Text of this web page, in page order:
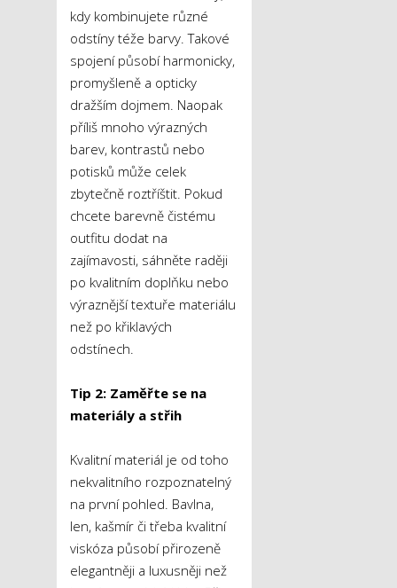
kdy kombinujete různé
odstíny téže barvy. Takové
spojení působí harmonicky,
promyšleně a opticky
dražším dojmem. Naopak
příliš mnoho výrazných
barev, kontrastů nebo
potisků může celek
zbytečně roztříštit. Pokud
chcete barevně čistému
outfitu dodat na
zajímavosti, sáhněte raději
po kvalitním doplňku nebo
výraznější textuře materiálu
než po křiklavých
odstínech.
Tip 2: Zaměřte se na
materiály a střih
Kvalitní materiál je od toho
nekvalitního rozpoznatelný
na první pohled. Bavlna,
len, kašmír či třeba kvalitní
viskóza působí přirozeně
elegantněji a luxusněji než